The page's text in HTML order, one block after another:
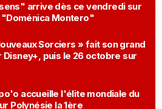
arrive dès ce vendredi sur
Montero"
Sorciers » fait son grand
puis le 26 octobre sur
accueille l'élite mondiale du
Polynésie la 1ère